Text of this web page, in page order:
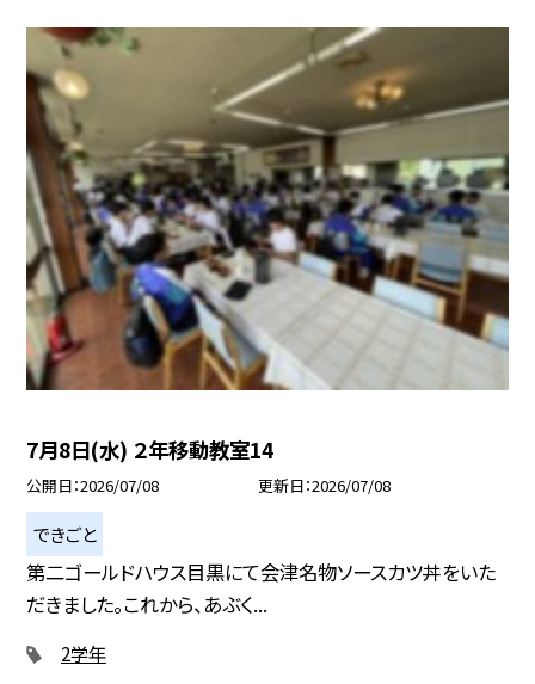
7月8日(水) ２年移動教室14
公開日 2026/07/08 更新日 2026/07/08
できごと
第二ゴールドハウス目黒にて会津名物ソースカツ丼をいた
だきました。これから、あぶく...
2学年